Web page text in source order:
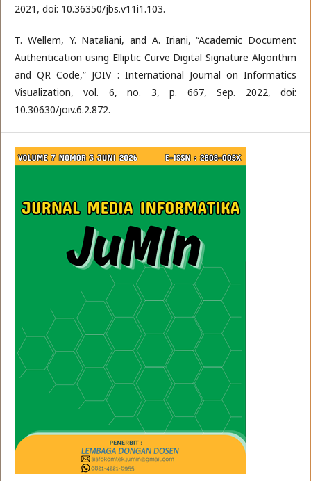
2021, doi: 10.36350/jbs.v11i1.103.
T. Wellem, Y. Nataliani, and A. Iriani, “Academic Document
Authentication using Elliptic Curve Digital Signature Algorithm
and QR Code,” JOIV : International Journal on Informatics
Visualization, vol. 6, no. 3, p. 667, Sep. 2022, doi:
10.30630/joiv.6.2.872.